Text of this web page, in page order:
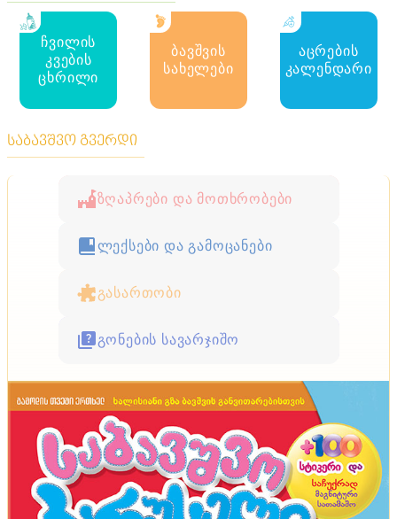
ჩვილის
კვების
ცხრილი
ბავშვის
სახელები
აცრების
კალენდარი
საბავშვო გვერდი
ზღაპრები და მოთხრობები
ლექსები და გამოცანები
გასართობი
გონების სავარჯიშო